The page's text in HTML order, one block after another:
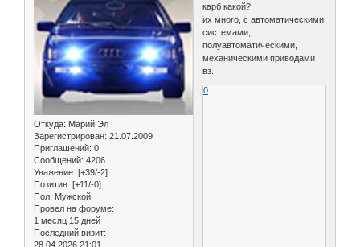
Откуда: Марий Эл
Зарегистрирован: 21.07.2009
Приглашений: 0
Сообщений: 4206
Уважение: [+39/-2]
Позитив: [+11/-0]
Пол: Мужской
Провел на форуме:
1 месяц 15 дней
Последний визит:
28.04.2026 21:01
карб какой?
их много, с автоматическими
системами,
полуавтоматическими,
механическими приводами
вз.
0